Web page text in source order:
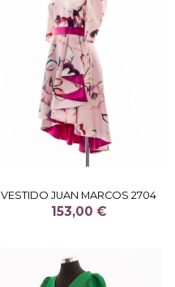
VESTIDO JUAN MARCOS 2704
153,00 €